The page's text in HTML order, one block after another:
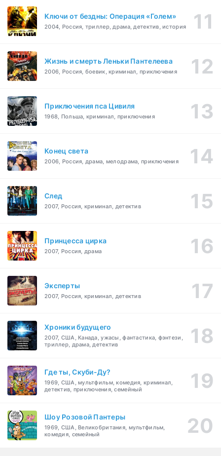
Ключи от бездны: Операция «Голем»
2004, Россия, триллер, драма, детектив, история
Жизнь и смерть Леньки Пантелеева
2006, Россия, боевик, криминал, приключения
Приключения пса Цивиля
1968, Польша, криминал, приключения
Конец света
2006, Россия, драма, мелодрама, приключения
След
2007, Россия, криминал, детектив
Принцесса цирка
2007, Россия, драма
Эксперты
2007, Россия, криминал, детектив
Хроники будущего
2007, США, Канада, ужасы, фантастика, фэнтези,
триллер, драма, детектив
Где ты, Скуби-Ду?
1969, США, мультфильм, комедия, криминал,
детектив, приключения, семейный
Шоу Розовой Пантеры
1969, США, Великобритания, мультфильм,
комедия, семейный